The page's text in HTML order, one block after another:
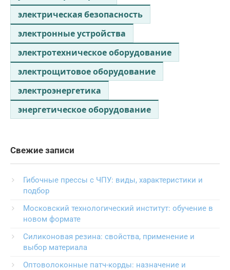
электрическая безопасность
электронные устройства
электротехническое оборудование
электрощитовое оборудование
электроэнергетика
энергетическое оборудование
Свежие записи
Гибочные прессы с ЧПУ: виды, характеристики и
подбор
Московский технологический институт: обучение в
новом формате
Силиконовая резина: свойства, применение и
выбор материала
Оптоволоконные патч-корды: назначение и